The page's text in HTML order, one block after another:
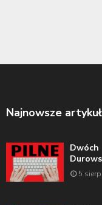
Najnowsze
Dwóch
5